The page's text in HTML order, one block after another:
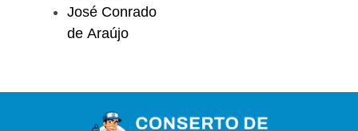
José Conrado
de Araújo